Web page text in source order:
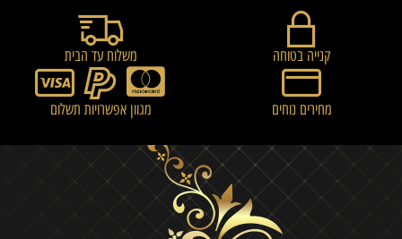
קנייה בטוחה משלוח עד הבית
מחירים נוחים מגוון אפשרויות תשלום